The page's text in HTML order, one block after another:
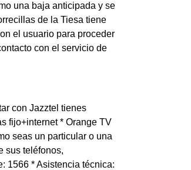
una baja anticipada y se
de la Tiesa tiene
el usuario para proceder
con el servicio de
con Jazztel tienes
fijo+internet * Orange TV
seas un particular o una
sus teléfonos,
1566 * Asistencia técnica: